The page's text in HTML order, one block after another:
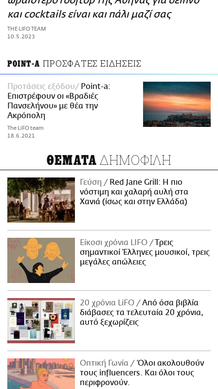
ΑΜΠΑ
PRINT
και cocktails είναι και πάλι μαζί σας
THE LIFO TEAM
10.5.2023
POINT-A ΠΡΟΣΦΑΤΕΣ ΕΙΔΗΣΕΙΣ
Προτάσεις εξόδου
Point-a:
Επιστρέφουν οι «Βραδιές
Πανσελήνου» με θέα την
Ακρόπολη
The LiFO team
18.6.2021
ΘΕΜΑΤΑ ΔΗΜΟΦΙΛΗ
Γεύση
Red Jane Grill: Η πιο
νόστιμη και χαλαρή αυλή στα
Χανιά (ίσως και στην Ελλάδα)
Είκοσι χρόνια LIFO
Tρεις
σημαντικοί Έλληνες μουσικοί, τρεις
μεγάλες απώλειες
20 χρόνια LiFO
Από όσα βιβλία
διάβασες τα τελευταία 20 χρόνια,
αυτό ξεχωρίζεις
Οπτική Γωνία
Όλοι ακολουθούν
τους influencers. Και όλοι τους
περιφρονούν.